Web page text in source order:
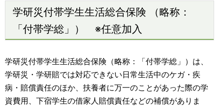
学研災付帯学生生活総合保険 （略称：
「付帯学総」） ※任意加入
学研災付帯学生生活総合保険（略称：「付帯学総」）は、
学研災・学研賠では対応できない日常生活中のケガ・疾
病・賠償責任のほか、扶養者に万一のことがあった際の学
資費用、下宿学生の借家人賠償責任などの補償がありま